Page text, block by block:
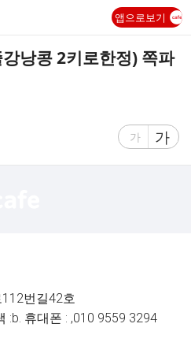
앱으로보기
낭콩 2키로한정) 쪽파
글
가
글
자
가
번길42호
:b. 휴대폰 : ,010 9559 3294